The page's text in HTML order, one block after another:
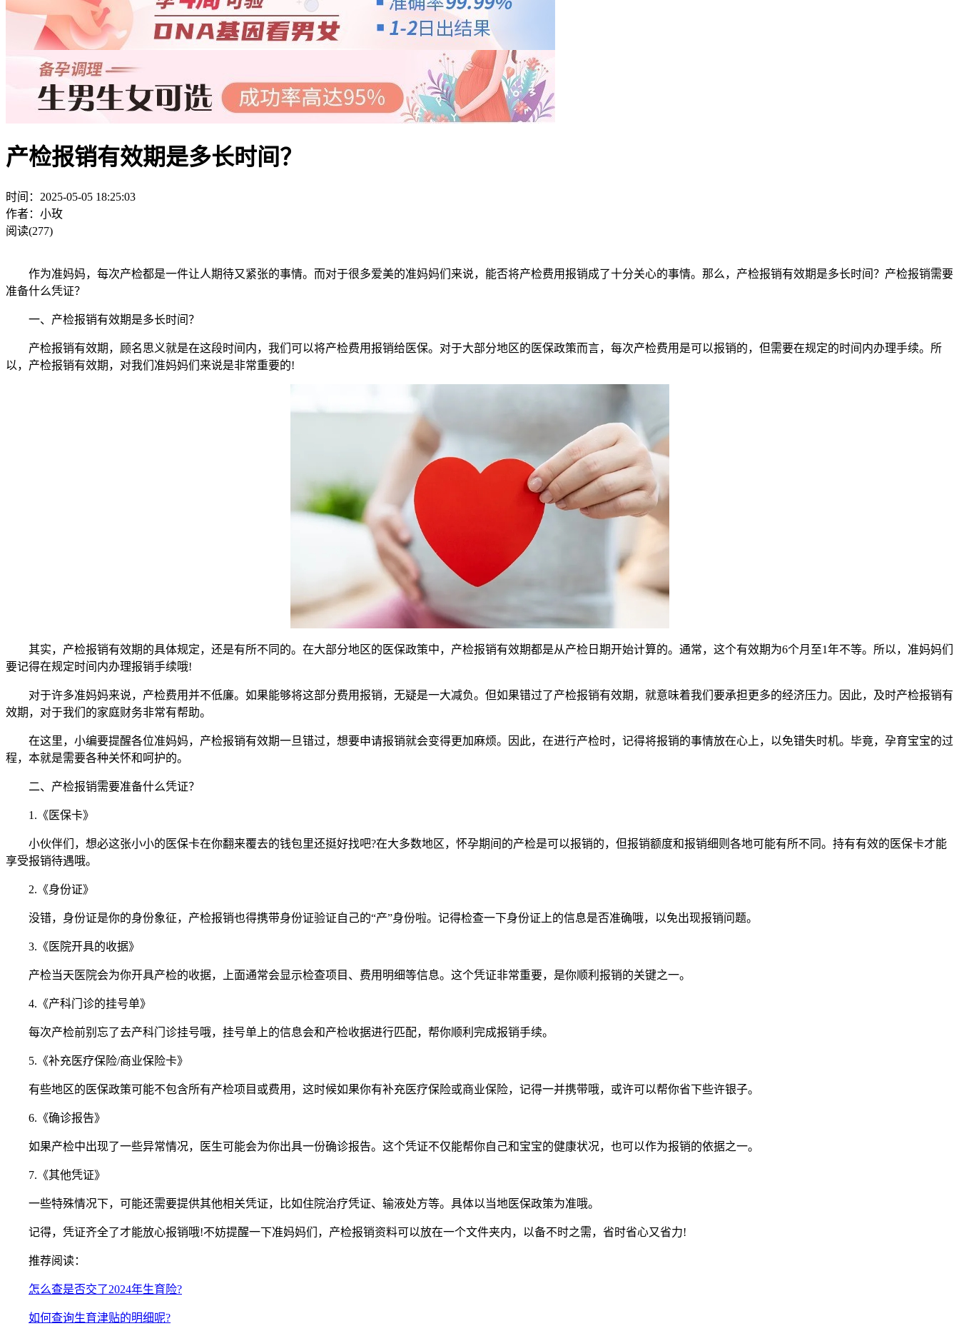
产检报销有效期是多长时间？
时间：2025-05-05 18:25:03
作者：小玫
阅读(277)
作为准妈妈，每次产检都是一件让人期待又紧张的事情。而对于很多爱美的准妈妈们来说，能否将产检费用报销成了十分关心的事情。那么，产检报销有效期是多长时间？产检报销需要
准备什么凭证？
一、产检报销有效期是多长时间？
产检报销有效期，顾名思义就是在这段时间内，我们可以将产检费用报销给医保。对于大部分地区的医保政策而言，每次产检费用是可以报销的，但需要在规定的时间内办理手续。所
以，产检报销有效期，对我们准妈妈们来说是非常重要的!
其实，产检报销有效期的具体规定，还是有所不同的。在大部分地区的医保政策中，产检报销有效期都是从产检日期开始计算的。通常，这个有效期为6个月至1年不等。所以，准妈妈们
要记得在规定时间内办理报销手续哦!
对于许多准妈妈来说，产检费用并不低廉。如果能够将这部分费用报销，无疑是一大减负。但如果错过了产检报销有效期，就意味着我们要承担更多的经济压力。因此，及时产检报销有
效期，对于我们的家庭财务非常有帮助。
在这里，小编要提醒各位准妈妈，产检报销有效期一旦错过，想要申请报销就会变得更加麻烦。因此，在进行产检时，记得将报销的事情放在心上，以免错失时机。毕竟，孕育宝宝的过
程，本就是需要各种关怀和呵护的。
二、产检报销需要准备什么凭证？
1.《医保卡》
小伙伴们，想必这张小小的医保卡在你翻来覆去的钱包里还挺好找吧?在大多数地区，怀孕期间的产检是可以报销的，但报销额度和报销细则各地可能有所不同。持有有效的医保卡才能
享受报销待遇哦。
2.《身份证》
没错，身份证是你的身份象征，产检报销也得携带身份证验证自己的“产”身份啦。记得检查一下身份证上的信息是否准确哦，以免出现报销问题。
3.《医院开具的收据》
产检当天医院会为你开具产检的收据，上面通常会显示检查项目、费用明细等信息。这个凭证非常重要，是你顺利报销的关键之一。
4.《产科门诊的挂号单》
每次产检前别忘了去产科门诊挂号哦，挂号单上的信息会和产检收据进行匹配，帮你顺利完成报销手续。
5.《补充医疗保险/商业保险卡》
有些地区的医保政策可能不包含所有产检项目或费用，这时候如果你有补充医疗保险或商业保险，记得一并携带哦，或许可以帮你省下些许银子。
6.《确诊报告》
如果产检中出现了一些异常情况，医生可能会为你出具一份确诊报告。这个凭证不仅能帮你自己和宝宝的健康状况，也可以作为报销的依据之一。
7.《其他凭证》
一些特殊情况下，可能还需要提供其他相关凭证，比如住院治疗凭证、输液处方等。具体以当地医保政策为准哦。
记得，凭证齐全了才能放心报销哦!不妨提醒一下准妈妈们，产检报销资料可以放在一个文件夹内，以备不时之需，省时省心又省力!
推荐阅读：
怎么查是否交了2024年生育险?
如何查询生育津贴的明细呢?